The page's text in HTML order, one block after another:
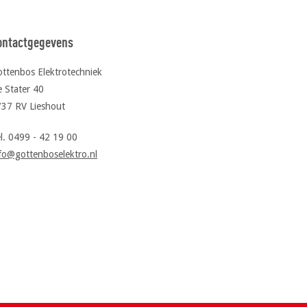
Elektrotechniek
Stater 40
RV Lieshout
0499 - 42 19 00